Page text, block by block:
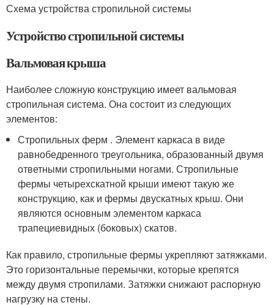
Схема устройства стропильной системы
Устройство стропильной системы
Вальмовая крыша
Наиболее сложную конструкцию имеет вальмовая
стропильная система. Она состоит из следующих
элементов:
Стропильных ферм . Элемент каркаса в виде
равнобедренного треугольника, образованный двумя
ответными стропильными ногами. Стропильные
фермы четырехскатной крыши имеют такую же
конструкцию, как и фермы двускатных крыш. Они
являются основным элементом каркаса
трапециевидных (боковых) скатов.
Как правило, стропильные фермы укрепляют затяжками.
Это горизонтальные перемычки, которые крепятся
между двумя стропилами. Затяжки снижают распорную
нагрузку на стены.